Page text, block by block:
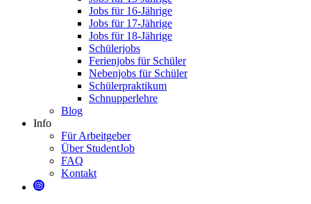
Jobs für 16-Jährige
Jobs für 17-Jährige
Jobs für 18-Jährige
Schülerjobs
Ferienjobs für Schüler
Nebenjobs für Schüler
Schülerpraktikum
Schnupperlehre
Blog
Info
Für Arbeitgeber
Über StudentJob
FAQ
Kontakt